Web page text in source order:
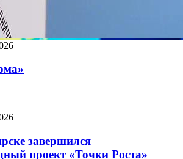
завершился
проект «Точки Роста»